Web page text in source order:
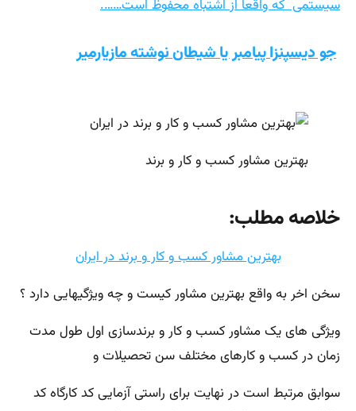
سیستمیکه واقعا از اشتباه محفوظ است…….
جو دیسپنزا پیامبر یا شیطان نوشته مازیارمیر
بهترین مشاور کسب و کار و برند
خلاصه مطلب:
بهترین مشاور کسب و کار و برند در ایران
سخن اخر به واقع بهترین مشاور کیست و چه ویژگیهایی دارد ؟
ویژگی های یک مشاور کسب و کار و برندسازی اول طول مدت
زمان در کسب و کارهای مختلف سن تحصیلات و
سوابق مرتبط است در نهایت برای راستی آزمایی کد کارگاه کد